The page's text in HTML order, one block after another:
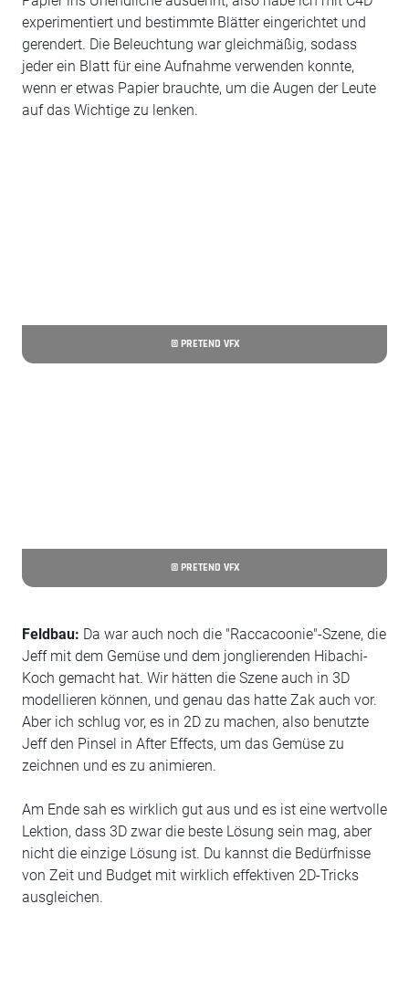
experimentiert und bestimmte Blätter eingerichtet und
gerendert. Die Beleuchtung war gleichmäßig, sodass
jeder ein Blatt für eine Aufnahme verwenden konnte,
wenn er etwas Papier brauchte, um die Augen der Leute
auf das Wichtige zu lenken.
© PRETEND VFX
© PRETEND VFX
Feldbau: Da war auch noch die "Raccacoonie"-Szene, die
Jeff mit dem Gemüse und dem jonglierenden Hibachi-
Koch gemacht hat. Wir hätten die Szene auch in 3D
modellieren können, und genau das hatte Zak auch vor.
Aber ich schlug vor, es in 2D zu machen, also benutzte
Jeff den Pinsel in After Effects, um das Gemüse zu
zeichnen und es zu animieren.
Am Ende sah es wirklich gut aus und es ist eine wertvolle
Lektion, dass 3D zwar die beste Lösung sein mag, aber
nicht die einzige Lösung ist. Du kannst die Bedürfnisse
von Zeit und Budget mit wirklich effektiven 2D-Tricks
ausgleichen.